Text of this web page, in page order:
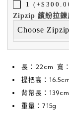
1
Zipzip 繽紛拉鍊
Choose
長：22cm 寬
提把高：
背帶長：
重量：715g